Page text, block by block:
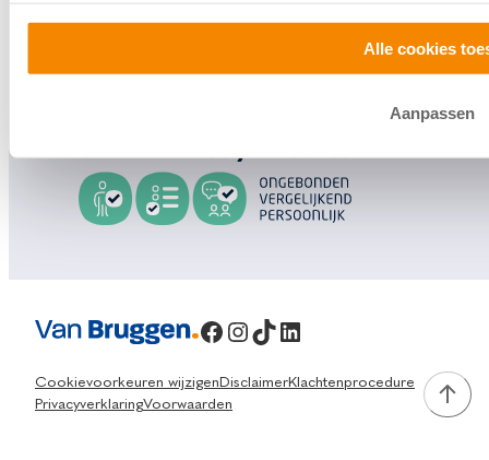
Alle cookies
Aanpassen
Facebook
Instagram
TikTok
LinkedIn
Cookievoorkeuren wijzigen DisclaimerKlachtenprocedure
PrivacyverklaringVoorwaarden